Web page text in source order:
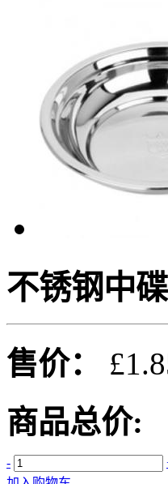
不锈钢中
售价：
商品总价:
-